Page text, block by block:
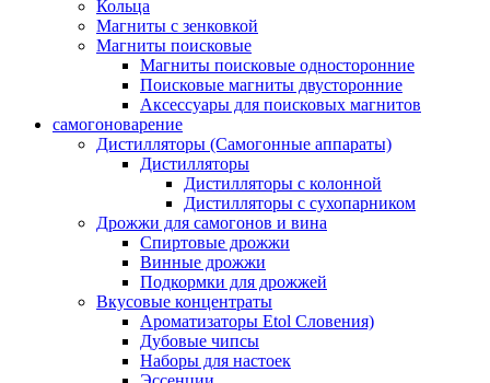
Кольца
Магниты с зенковкой
Магниты поисковые
Магниты поисковые односторонние
Поисковые магниты двусторонние
Аксессуары для поисковых магнитов
самогоноварение
Дистилляторы (Самогонные аппараты)
Дистилляторы
Дистилляторы с колонной
Дистилляторы с сухопарником
Дрожжи для самогонов и вина
Спиртовые дрожжи
Винные дрожжи
Подкормки для дрожжей
Вкусовые концентраты
Ароматизаторы Etol Словения)
Дубовые чипсы
Наборы для настоек